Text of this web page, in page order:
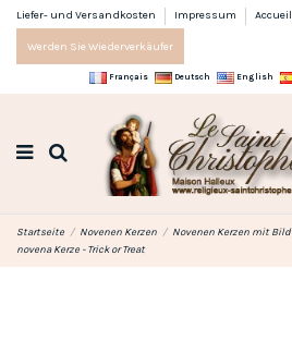
Liefer- und Versandkosten Impressum Accueil
Werden Sie Wiederverkäufer
Français Deutsch English
Startseite Novenen Kerzen Novenen Kerzen mit Bild
novena Kerze - Trick or Treat